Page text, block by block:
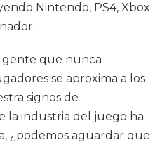
Nintendo, PS4, Xbox
gente que nunca
se aproxima a los
signos de
la industria del juego ha
¿podemos aguardar que